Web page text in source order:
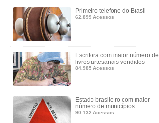
Primeiro telefone do Brasil
62.899 Acessos
Escritora com maior número de
livros artesanais vendidos
84.985 Acessos
Estado brasileiro com maior
número de municípios
90.132 Acessos